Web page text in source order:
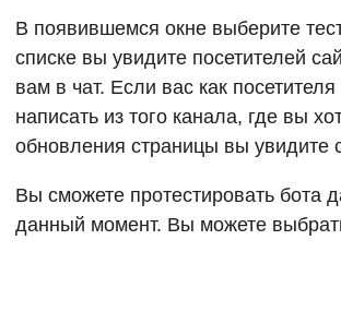
В появившемся окне выберите
списке вы увидите посетителей
вам в чат. Если вас как
написать из того канала, где вы
обновления страницы вы увидите
Вы сможете протестировать бота
данный момент. Вы можете